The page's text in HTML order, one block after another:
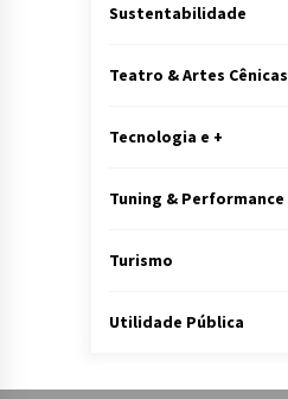
Sustentabilidade
Teatro & Artes Cênicas
Tecnologia e +
Tuning & Performance
Turismo
Utilidade Pública